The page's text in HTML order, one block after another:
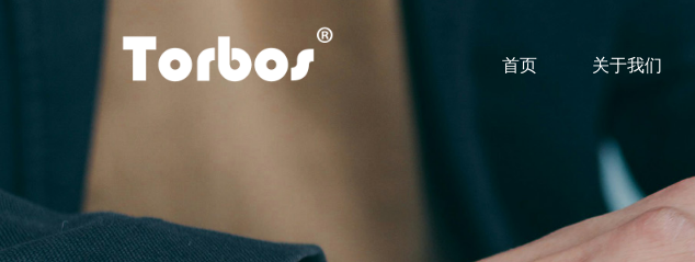
首页 关于我们
氮化硅陶瓷点火系列
汽车应用系列